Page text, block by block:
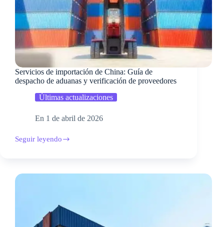
Servicios de importación de China: Guía de
despacho de aduanas y verificación de proveedores
Últimas actualizaciones
En 1 de abril de 2026
Seguir leyendo